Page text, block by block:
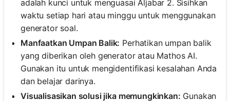
adalah kunci untuk menguasai Aljabar 2. Sisihkan
waktu setiap hari atau minggu untuk menggunakan
generator soal.
Manfaatkan Umpan Balik: Perhatikan umpan balik
yang diberikan oleh generator atau Mathos AI.
Gunakan itu untuk mengidentifikasi kesalahan Anda
dan belajar darinya.
Visualisasikan solusi jika memungkinkan: Gunakan